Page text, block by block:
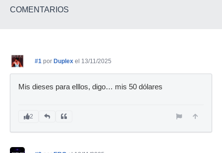
COMENTARIOS
#1 por Duplex el 13/11/2025
Mis dieses para elllos, digo… mis 50 dólares
2